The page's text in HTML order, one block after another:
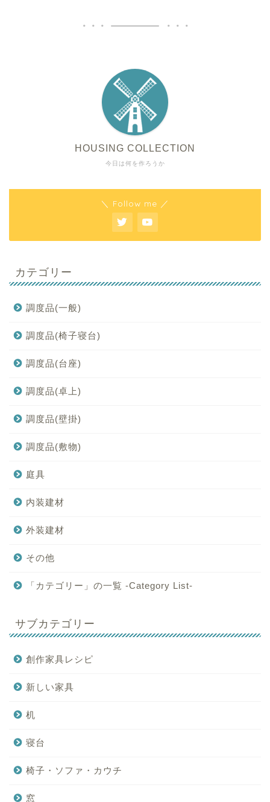
今日は何を作ろうか
HOUSING COLLECTION
＼ Follow me ／
カテゴリー
調度品(一般)
調度品(椅子寝台)
調度品(台座)
調度品(卓上)
調度品(壁掛)
調度品(敷物)
庭具
内装建材
外装建材
その他
「カテゴリー」の一覧 -Category List-
サブカテゴリー
創作家具レシピ
新しい家具
机
寝台
椅子・ソファ・カウチ
窓